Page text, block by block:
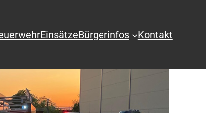
EinsätzeBürgerinfos Kontakt